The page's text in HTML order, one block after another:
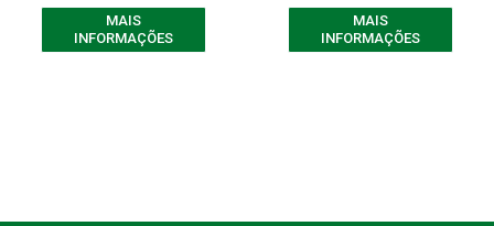
MAIS
INFORMAÇÕES
MAIS
INFORMAÇÕES